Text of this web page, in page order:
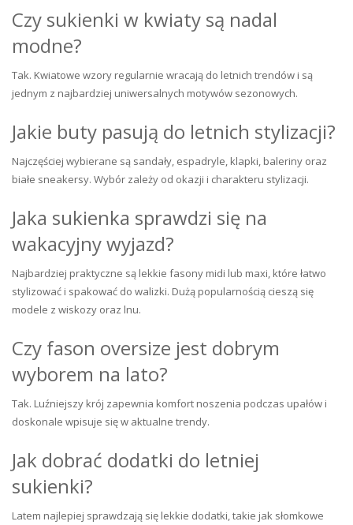
Czy sukienki w kwiaty są nadal
modne?
Tak. Kwiatowe wzory regularnie wracają do letnich trendów i są
jednym z najbardziej uniwersalnych motywów sezonowych.
Jakie buty pasują do letnich stylizacji?
Najczęściej wybierane są sandały, espadryle, klapki, baleriny oraz
białe sneakersy. Wybór zależy od okazji i charakteru stylizacji.
Jaka sukienka sprawdzi się na
wakacyjny wyjazd?
Najbardziej praktyczne są lekkie fasony midi lub maxi, które łatwo
stylizować i spakować do walizki. Dużą popularnością cieszą się
modele z wiskozy oraz lnu.
Czy fason oversize jest dobrym
wyborem na lato?
Tak. Luźniejszy krój zapewnia komfort noszenia podczas upałów i
doskonale wpisuje się w aktualne trendy.
Jak dobrać dodatki do letniej
sukienki?
Latem najlepiej sprawdzają się lekkie dodatki, takie jak słomkowe